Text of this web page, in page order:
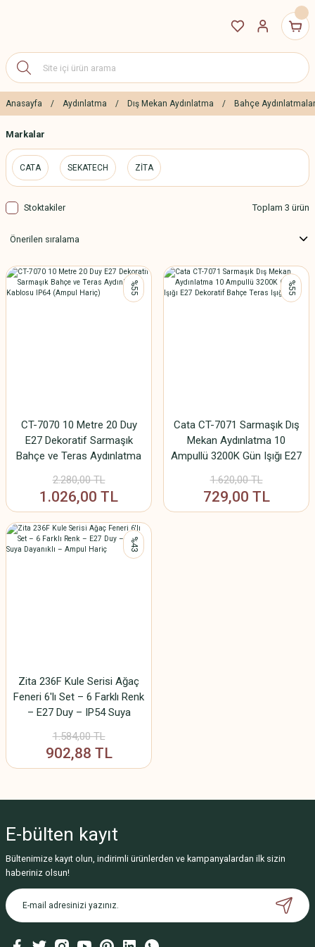
Anasayfa Aydınlatma Dış Mekan Aydınlatma Bahçe
Markalar
CATA SEKATECH ZİTA
Stoktakiler Toplam 3 ürün
%55
CT-7070 10 Metre 20 Duy
E27 Dekoratif Sarmaşık
Bahçe ve Teras Aydınlatma
2.280,00 TL
1.026,00 TL
%55
Cata CT-7071 Sarmaşık Dış
Mekan Aydınlatma 10
Ampullü 3200K Gün Işığı E27
1.620,00 TL
729,00 TL
%43
Zita 236F Kule Serisi Ağaç
Feneri 6'lı Set – 6 Farklı Renk
– E27 Duy – IP54 Suya
1.584,00 TL
902,88 TL
E-bülten kayıt
Bültenimize kayıt olun, indirimli ürünlerden ve kampanyalardan ilk sizin
haberiniz olsun!